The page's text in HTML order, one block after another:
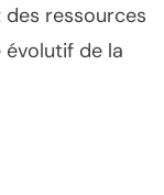
ressources
de la